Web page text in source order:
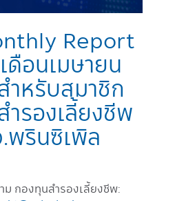
Report
ดือนเมษายน
ำหรับสมาชิก
รองเลี้ยงชีพ
พรินซิเพิล
กองทุนสำรองเลี้ยงชีพ: